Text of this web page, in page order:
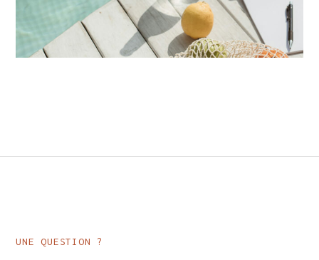
UNE QUESTION ?